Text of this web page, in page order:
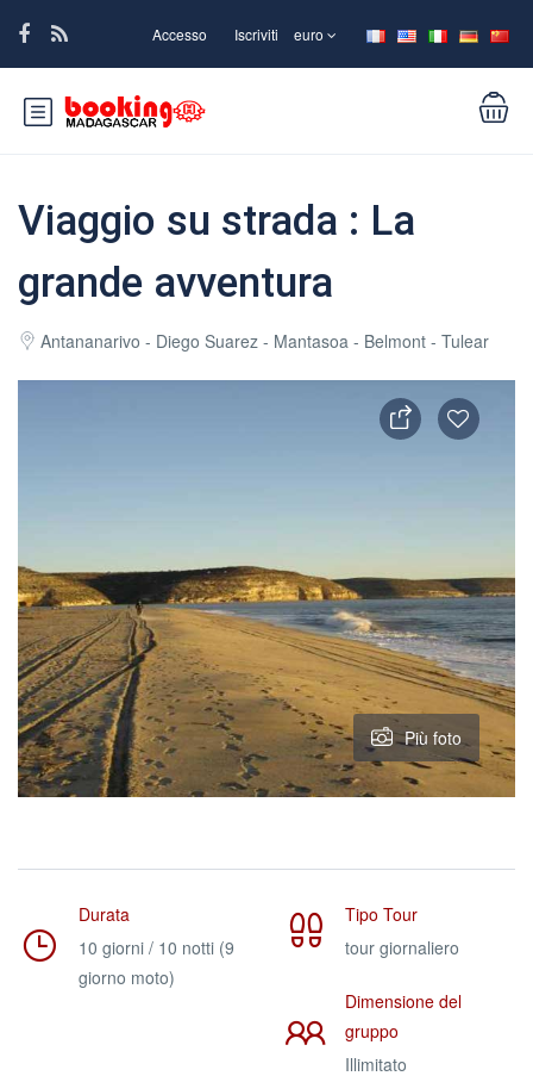
Accesso Iscriviti euro
Viaggio su strada : La
grande avventura
Antananarivo - Diego Suarez - Mantasoa - Belmont - Tulear
Più foto
Durata
10 giorni / 10 notti (9
giorno moto)
Tipo Tour
tour giornaliero
Dimensione del
gruppo
Illimitato